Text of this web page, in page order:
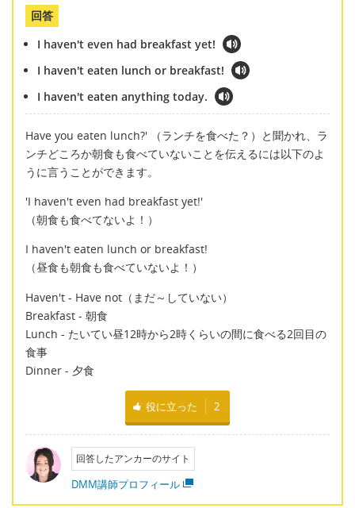
回答
I haven't even had breakfast yet!
I haven't eaten lunch or breakfast!
I haven't eaten anything today.
Have you eaten lunch?' （ランチを食べた？）と聞かれ、ラ
ンチどころか朝食も食べていないことを伝えるには以下のよ
うに言うことができます。
'I haven't even had breakfast yet!'
（朝食も食べてないよ！）
I haven't eaten lunch or breakfast!
（昼食も朝食も食べていないよ！）
Haven't - Have not（まだ～していない）
Breakfast - 朝食
Lunch - たいてい昼12時から2時くらいの間に食べる2回目の
食事
Dinner - 夕食
役に立った 2
回答したアンカーのサイト
DMM講師プロフィール